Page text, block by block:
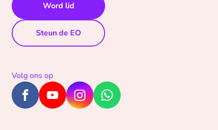
Word lid
Steun de EO
Volg ons op